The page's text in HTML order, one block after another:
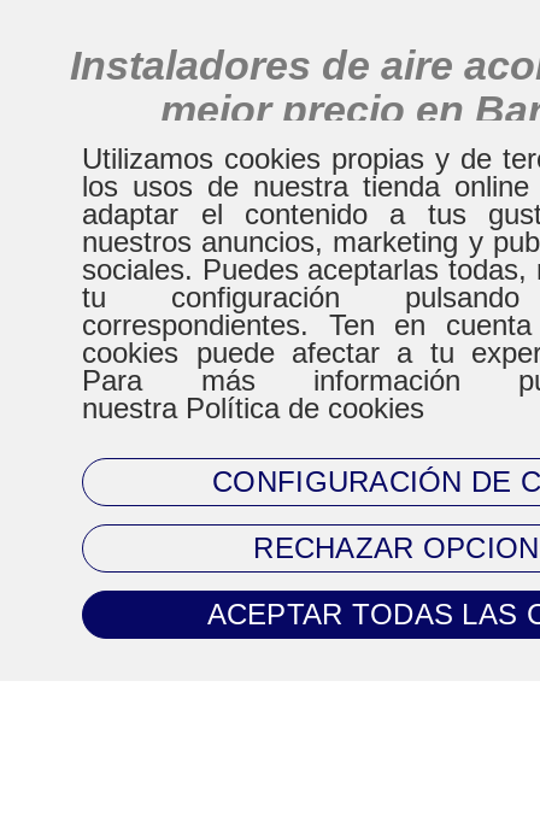
Instaladores de aire
mejor precio en
HORARIO
De Lunes a Virenes
8:30h a 20:30h
9:00h
CONTACTO
Tel. 93 720 83 64
Mail:
clientes@climaprecios.com
Utilizamos cookies propias y de
los usos de nuestra tienda
adaptar el contenido a tus
nuestros anuncios, marketing y
sociales. Puedes aceptarlas todas,
tu configuración
correspondientes. Ten en
cookies puede afectar a tu
Para más información
nuestra Política de cookies
CONFIGURACIÓN DE
RECHAZAR
ACEPTAR TODAS LAS